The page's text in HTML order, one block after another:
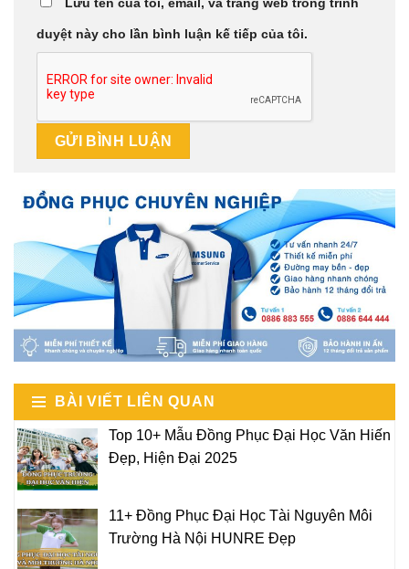
duyệt này cho lần bình luận kế tiếp của tôi.
BÀI VIẾT LIÊN QUAN
Top 10+ Mẫu Đồng Phục Đại Học Văn Hiến
Đẹp, Hiện Đại 2025
11+ Đồng Phục Đại Học Tài Nguyên Môi
Trường Hà Nội HUNRE Đẹp